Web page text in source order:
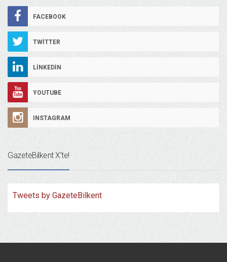
FACEBOOK
TWITTER
LINKEDIN
YOUTUBE
INSTAGRAM
GazeteBilkent X’te!
Tweets by GazeteBilkent